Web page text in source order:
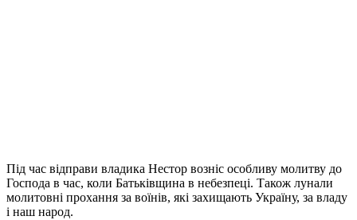
Під час відправи владика Нестор возніс особливу молитву до
Господа в час, коли Батьківщина в небезпеці. Також лунали
молитовні прохання за воїнів, які захищають Україну, за владу
і наш народ.